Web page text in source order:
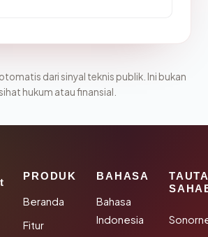
dari sinyal teknis publik. Ini bukan
hukum atau finansial.
PRODUK
Beranda
Fitur
BAHASA
Bahasa
Indonesia